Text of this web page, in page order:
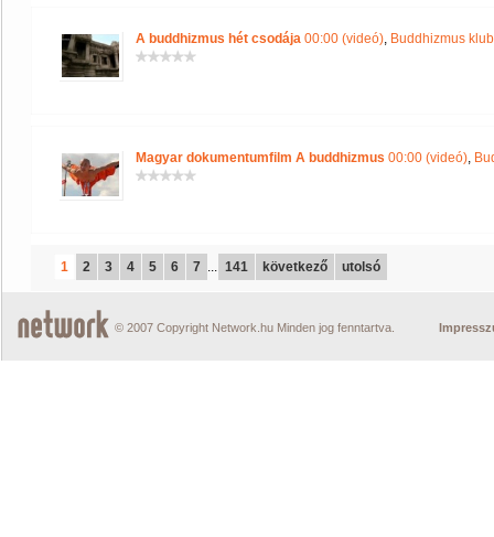
A buddhizmus hét csodája 00:00 (videó), Buddhizmus klub
Magyar dokumentumfilm A buddhizmus 00:00 (videó),
1 2 3 4 5 6 7 ... 141 következő utolsó
© 2007 Copyright Network.hu Minden jog fenntartva.